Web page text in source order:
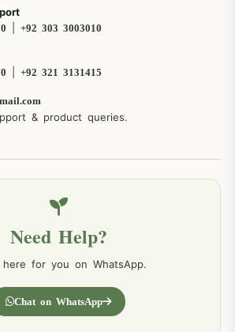
+92 303 3003010
+92 321 3131415
& product queries.
Need Help?
here for you on WhatsApp.
Chat on WhatsApp